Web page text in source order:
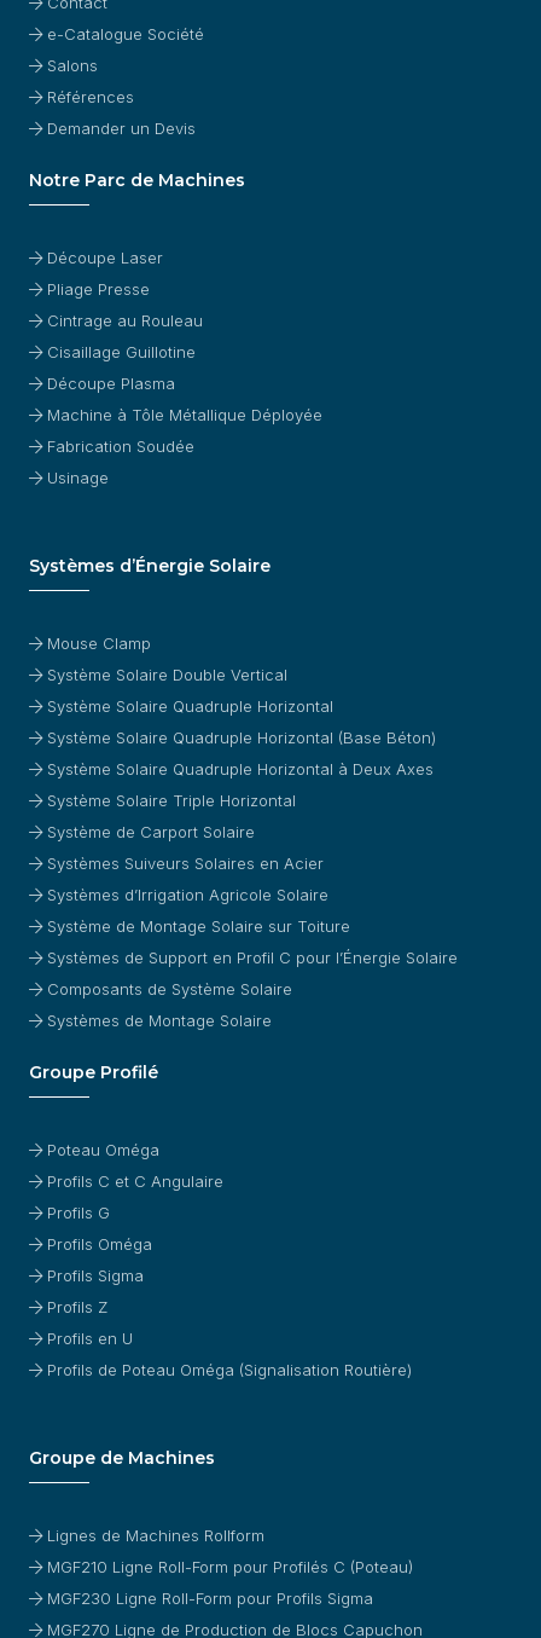
e-Catalogue Société
Salons
Références
Demander un Devis
Notre Parc de Machines
Découpe Laser
Pliage Presse
Cintrage au Rouleau
Cisaillage Guillotine
Découpe Plasma
Machine à Tôle Métallique Déployée
Fabrication Soudée
Usinage
Systèmes d’Énergie Solaire
Mouse Clamp
Système Solaire Double Vertical
Système Solaire Quadruple Horizontal
Système Solaire Quadruple Horizontal (Base Béton)
Système Solaire Quadruple Horizontal à Deux Axes
Système Solaire Triple Horizontal
Système de Carport Solaire
Systèmes Suiveurs Solaires en Acier
Systèmes d’Irrigation Agricole Solaire
Système de Montage Solaire sur Toiture
Systèmes de Support en Profil C pour l’Énergie Solaire
Composants de Système Solaire
Systèmes de Montage Solaire
Groupe Profilé
Poteau Oméga
Profils C et C Angulaire
Profils G
Profils Oméga
Profils Sigma
Profils Z
Profils en U
Profils de Poteau Oméga (Signalisation Routière)
Groupe de Machines
Lignes de Machines Rollform
MGF210 Ligne Roll-Form pour Profilés C (Poteau)
MGF230 Ligne Roll-Form pour Profils Sigma
MGF270 Ligne de Production de Blocs Capuchon